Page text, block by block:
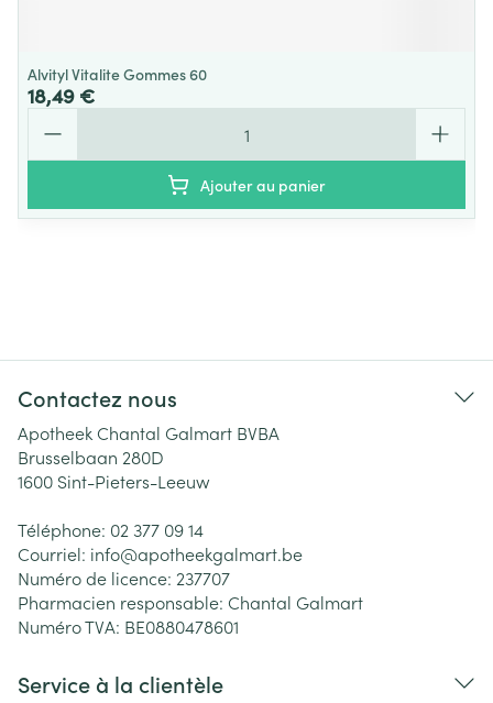
Alvityl Vitalite Gommes 60
18,49 €
Ajouter au panier
Contactez nous
Apotheek Chantal Galmart BVBA
Brusselbaan 280D
1600 Sint-Pieters-Leeuw
Téléphone: 02 377 09 14
Courriel: info@apotheekgalmart.be
Numéro de licence: 237707
Pharmacien responsable: Chantal Galmart
Numéro TVA: BE0880478601
Service à la clientèle